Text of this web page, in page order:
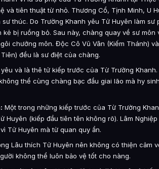
và tiên thuật từ nhỏ. Thương Cổ, Tịnh Minh, U
sư thúc. Do Trường Khanh yêu Tử Huyên làm sư
kẻ bị ruồng bỏ. Sau này, chàng quay về sư môn
chưởng môn. Độc Cô Vũ Vân (Kiếm Thánh)
đều là sư điệt của chàng.
và là thê tử kiếp trước của Từ Trường Khanh.
thể cùng chàng bạc đầu giai lão mà hy
Một trong những kiếp trước của Từ Trường
Huyên (kiếp đầu tiên tên không rõ). Lâm Nghiệp
Tử Huyên mà từ quan quy ẩn.
Lâu thích Tử Huyên nên không có thiện cảm
không thể luôn bảo vệ tốt cho nàng.